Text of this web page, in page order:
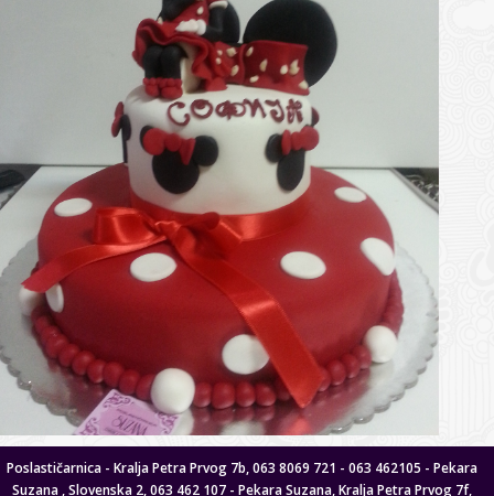
Poslastičarnica - Kralja Petra Prvog 7b, 063 8069 721 - 063 462105 - Pekara
Suzana , Slovenska 2, 063 462 107 - Pekara Suzana, Kralja Petra Prvog 7f,